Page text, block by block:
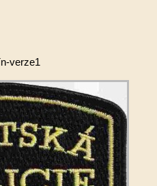
verze1